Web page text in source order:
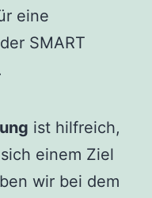
eine
SMART
ist hilfreich,
einem Ziel
wir bei dem